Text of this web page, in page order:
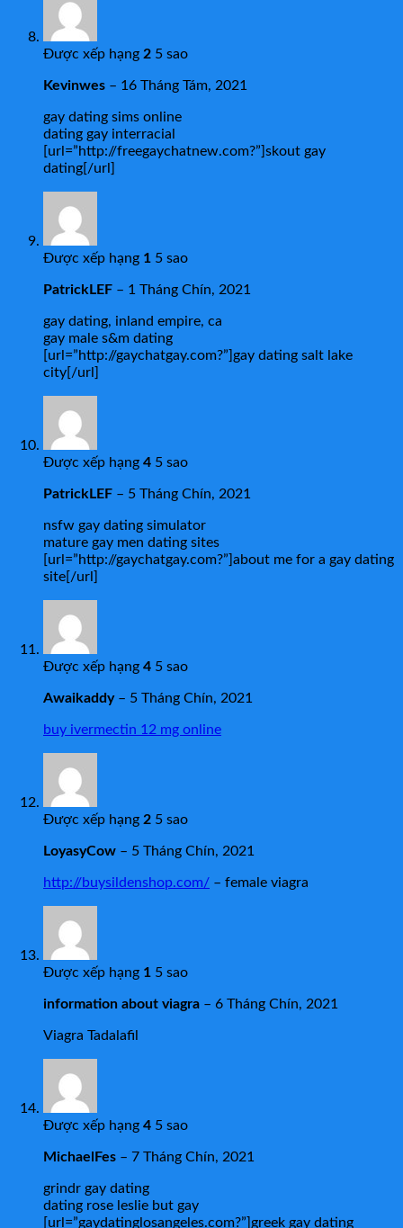
Được xếp hạng 2 5 sao
Kevinwes – 16 Tháng Tám, 2021
gay dating sims online
dating gay interracial
[url=”http://freegaychatnew.com?”]skout gay
dating[/url]
Được xếp hạng 1 5 sao
PatrickLEF – 1 Tháng Chín, 2021
gay dating, inland empire, ca
gay male s&m dating
[url=”http://gaychatgay.com?”]gay dating salt lake
city[/url]
Được xếp hạng 4 5 sao
PatrickLEF – 5 Tháng Chín, 2021
nsfw gay dating simulator
mature gay men dating sites
[url=”http://gaychatgay.com?”]about me for a gay dating
site[/url]
Được xếp hạng 4 5 sao
Awaikaddy – 5 Tháng Chín, 2021
buy ivermectin 12 mg online
Được xếp hạng 2 5 sao
LoyasyCow – 5 Tháng Chín, 2021
http://buysildenshop.com/ – female viagra
Được xếp hạng 1 5 sao
information about viagra – 6 Tháng Chín, 2021
Viagra Tadalafil
Được xếp hạng 4 5 sao
MichaelFes – 7 Tháng Chín, 2021
grindr gay dating
dating rose leslie but gay
[url=”gaydatinglosangeles.com?”]greek gay dating